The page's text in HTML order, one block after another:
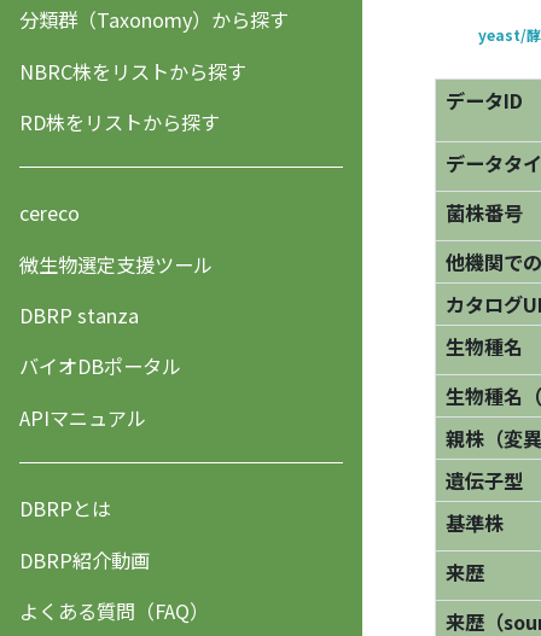
分類群（Taxonomy）から探す
NBRC株をリストから探す
RD株をリストから探す
cereco
微生物選定支援ツール
DBRP stanza
バイオDBポータル
APIマニュアル
DBRPとは
DBRP紹介動画
よくある質問（FAQ）
データID
データタ
菌株番号
他機関で
カタログ
生物種名
生物種名
親株（変
遺伝子型
基準株
来歴
来歴（